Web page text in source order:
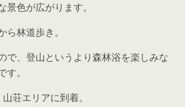
景色が広がります。
ら林道歩き。
で、登山というより森林浴を楽しみな
。
荘エリアに到着。